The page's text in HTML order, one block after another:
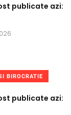
publicate azi:
BIROCRATIE
publicate azi: